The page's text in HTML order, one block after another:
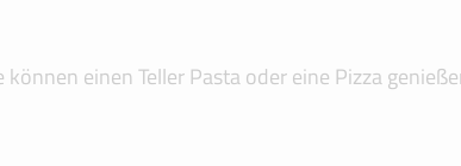
einen Teller Pasta oder eine Pizza